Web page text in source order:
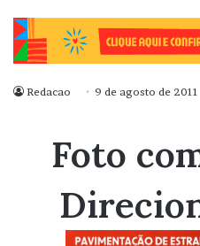
Redacao 9 de agosto de 2011
Foto